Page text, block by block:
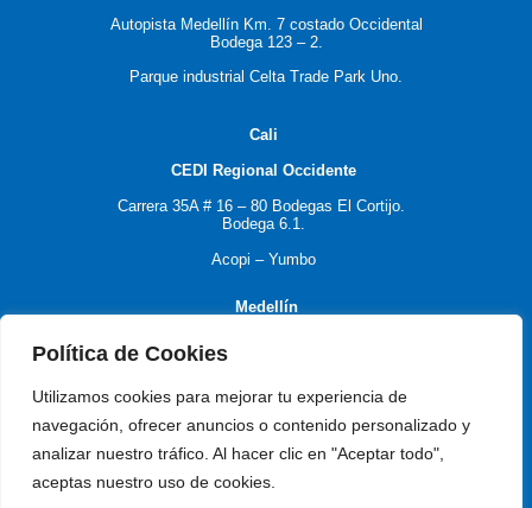
Política de Cookies
Utilizamos cookies para mejorar tu experiencia de
navegación, ofrecer anuncios o contenido personalizado y
analizar nuestro tráfico. Al hacer clic en "Aceptar todo",
aceptas nuestro uso de cookies.
Autopista Medellín Km. 7 costado Occidental
Bodega 123 – 2.
Parque industrial Celta Trade Park Uno.
Cali
CEDI Regional Occidente
Carrera 35A # 16 – 80 Bodegas El Cortijo.
Bodega 6.1.
Acopi – Yumbo
Medellín
Carrera 55 # 77 -17
Itagüí – Antioquia